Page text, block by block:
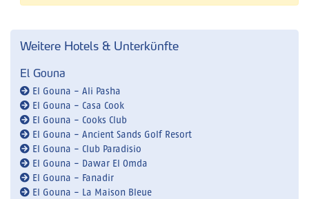
Weitere Hotels & Unterkünfte
El Gouna
El Gouna - Ali Pasha
El Gouna - Casa Cook
El Gouna - Cooks Club
El Gouna - Ancient Sands Golf Resort
El Gouna - Club Paradisio
El Gouna - Dawar El Omda
El Gouna - Fanadir
El Gouna - La Maison Bleue